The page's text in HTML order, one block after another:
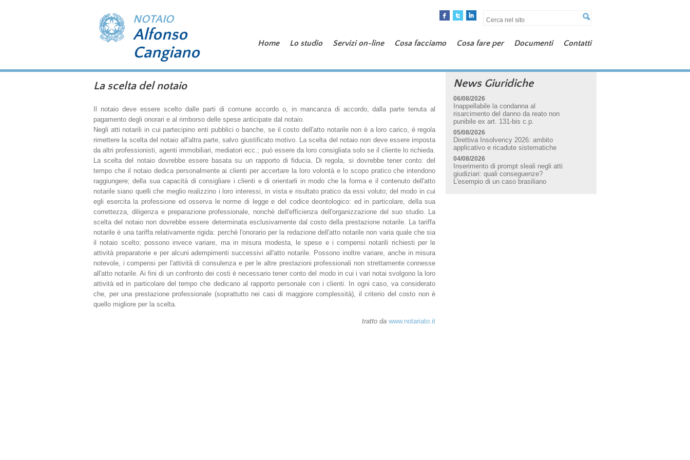
NOTAIO
Alfonso
Cangiano
Home Lo studio Servizi on-line Cosa facciamo Cosa fare per Documenti Contatti
La scelta del notaio
Il notaio deve essere scelto dalle parti di comune accordo o, in mancanza di accordo, dalla parte tenuta al
pagamento degli onorari e al rimborso delle spese anticipate dal notaio.
Negli atti notarili in cui partecipino enti pubblici o banche, se il costo dell'atto notarile non è a loro carico, è regola
rimettere la scelta del notaio all'altra parte, salvo giustificato motivo. La scelta del notaio non deve essere imposta
da altri professionisti, agenti immobiliari, mediatori ecc.; può essere da loro consigliata solo se il cliente lo richieda.
La scelta del notaio dovrebbe essere basata su un rapporto di fiducia. Di regola, si dovrebbe tener conto: del
tempo che il notaio dedica personalmente ai clienti per accertare la loro volontà e lo scopo pratico che intendono
raggiungere; della sua capacità di consigliare i clienti e di orientarli in modo che la forma e il contenuto dell'atto
notarile siano quelli che meglio realizzino i loro interessi, in vista e risultato pratico da essi voluto; del modo in cui
egli esercita la professione ed osserva le norme di legge e del codice deontologico: ed in particolare, della sua
correttezza, diligenza e preparazione professionale, nonchè dell'efficienza dell'organizzazione del suo studio. La
scelta del notaio non dovrebbe essere determinata esclusivamente dal costo della prestazione notarile. La tariffa
notarile è una tariffa relativamente rigida: perchè l'onorario per la redazione dell'atto notarile non varia quale che sia
il notaio scelto; possono invece variare, ma in misura modesta, le spese e i compensi notarili richiesti per le
attività preparatorie e per alcuni adempimenti successivi all'atto notarile. Possono inoltre variare, anche in misura
notevole, i compensi per l'attività di consulenza e per le altre prestazioni professionali non strettamente connesse
all'atto notarile. Ai fini di un confronto dei costi è necessario tener conto del modo in cui i vari notai svolgono la loro
attività ed in particolare del tempo che dedicano al rapporto personale con i clienti. In ogni caso, va considerato
che, per una prestazione professionale (soprattutto nei casi di maggiore complessità), il criterio del costo non è
quello migliore per la scelta.
tratto dawww.notariato.it
News Giuridiche
06/08/2026
Inappellabile la condanna al
risarcimento del danno da reato non
punibile ex art. 131-bis c.p.
05/08/2026
Direttiva Insolvency 2026: ambito
applicativo e ricadute sistematiche
04/08/2026
Inserimento di prompt sleali negli atti
giudiziari: quali conseguenze?
L'esempio di un caso brasiliano